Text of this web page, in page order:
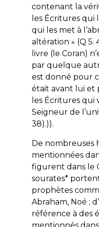
contenant la
les Écritures qui
qui les met à
altération » (Q 5.
livre (le Coran)
par quelque
est donné pour
était avant lui et
les Écritures qui
Seigneur de
38).)).
De nombreuses
mentionnées
figurent dans le
sourates*
prophètes
Abraham, Noé ;
référence à des